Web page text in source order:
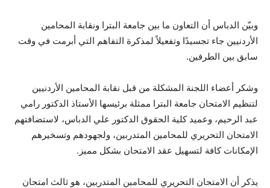
وبيّن الدباس أن التعاون ما بين جامعة البترا ونقابة المحامين
الأردنيين جاء تجسيدًا وتفعيلاً لمذكرة التفاهم التي أبرمت في وقت
سابق بين الطرفين.
وشكر أعضاء اللجنة المشكلة من قبل نقابة المحامين الأردنيين
لتنظيم الامتحان جامعة البترا ممثلة برئيسها الأستاذ الدكتور رامي
عبد الرحيم، وعميد كلية الحقوق الدكتور علي الدباس، لاستضافتهم
الامتحان التحريري للمحامين المتدربين، ولجهودهم وتسخيرهم
الإمكانات كافة لتسهيل عقد الامتحان بشكل مميز.
يذكر أن الامتحان التحريري للمحامين المتدربين، هو ثالث امتحان